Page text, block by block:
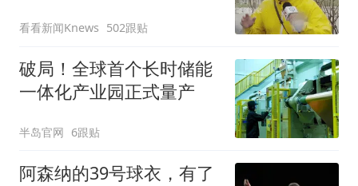
看看新闻Knews 502跟贴
破局！全球首个长时储能
一体化产业园正式量产
半岛官网 6跟贴
阿森纳的39号球衣，有了